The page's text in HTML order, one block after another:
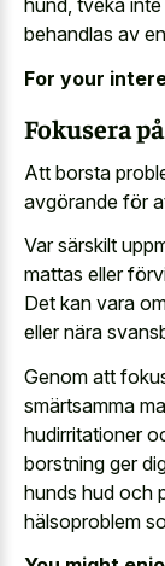
hund, tveka
behandlas av
For your
Fokusera
Att borsta
avgörande för
Var särskilt
mattas eller
Det kan vara
eller nära
Genom att
smärtsamma
hudirritationer
borstning ger
hunds hud och
hälsoproblem